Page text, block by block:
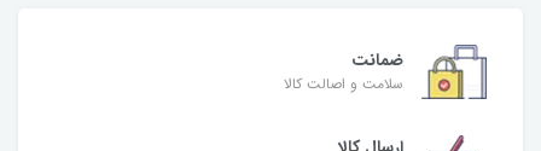
ضمانت
سلامت و اصالت کالا